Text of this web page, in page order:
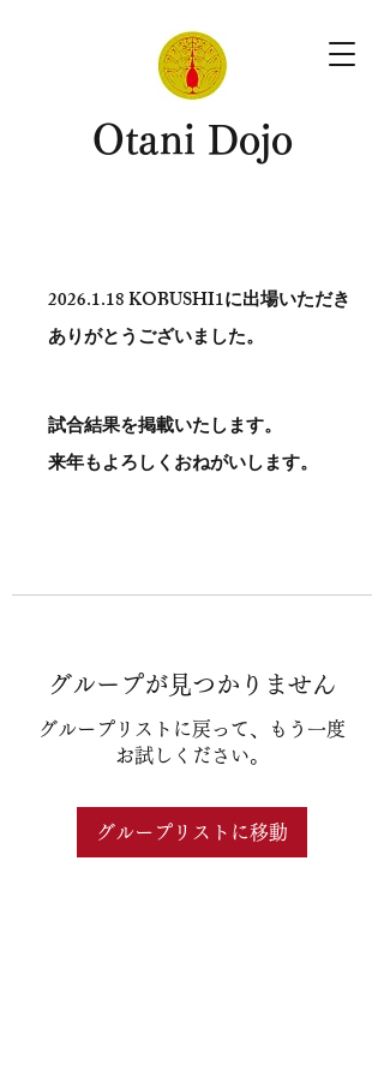
​Otani Dojo
2026.1.18KOBUSHI1に出場いただき
ありがとう​ございました。
試合結果を掲載いたします。
​来年もよろしくおねがいします。
グループが見つかりません
グループリストに戻って、もう一度
お試しください。
グループリストに移動